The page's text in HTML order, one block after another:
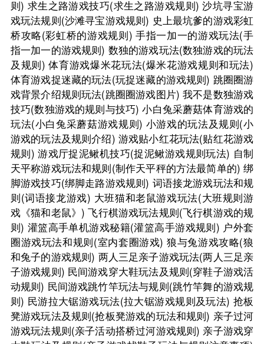
则) 求生之路游戏技巧(求生之路游戏规则) 沙坑寻宝游
戏玩法规则(沙滩寻宝游戏规则) 史上最坑爹的游戏彩虹
桥攻略(彩虹桥的游戏规则) 手指一加一的游戏玩法(手
指一加一的游戏规则) 数独的游戏玩法(数独游戏的玩法
及规则) 体育游戏爆米花玩法(爆米花游戏规则和玩法)
体育游戏捉迷藏的玩法(玩捉迷藏的游戏规则) 跳圈圈游
戏背景介绍规则玩法(跳圈圈游戏图片) 我不是数独游戏
技巧(数独游戏的规则与技巧) 小白兔采蘑菇体育游戏的
玩法(小白兔采蘑菇游戏规则) 小游戏的玩法及规则(小
游戏的玩法及规则介绍) 游戏贴小红花玩法(贴红花游戏
规则) 游戏厅捉泥鳅机技巧(捉泥鳅游戏规则玩法) 自制
天平称游戏玩法和规则(制作天平秤的方法最简单的) 绑
脚游戏技巧(绑脚走路游戏规则) 词语接龙游戏玩法和规
则(词语接龙游戏) 大班猫和老鼠游戏玩法(大班规则游
戏《猫和老鼠》) 飞行棋游戏玩法规则(飞行棋游戏的规
则) 灌篮高手单机游戏秘籍(灌篮高手游戏规则) 户外套
圈游戏玩法和规则(室内套圈游戏) 狼与兔游戏攻略(狼
和兔子的游戏规则) 两人三足亲子游戏玩法(两人三足亲
子游戏规则) 民间游戏穿大鞋玩法及规则(穿鞋子游戏活
动规则) 民间游戏跳竹竿玩法与规则(跳竹竿舞的游戏规
则) 民游拉大锯游戏玩法(拉大锯游戏规则及玩法) 抢板
凳游戏玩法及规则(抢板凳游戏的玩法和规则) 亲子过河
游戏玩法规则(亲子活动搭桥过河游戏规则) 亲子游戏穿